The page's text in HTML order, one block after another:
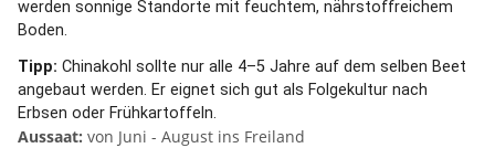
werden sonnige Standorte mit feuchtem, nährstoffreichem
Boden.
Tipp: Chinakohl sollte nur alle 4–5 Jahre auf dem selben Beet
angebaut werden. Er eignet sich gut als Folgekultur nach
Erbsen oder Frühkartoffeln.
Aussaat: von Juni - August ins Freiland